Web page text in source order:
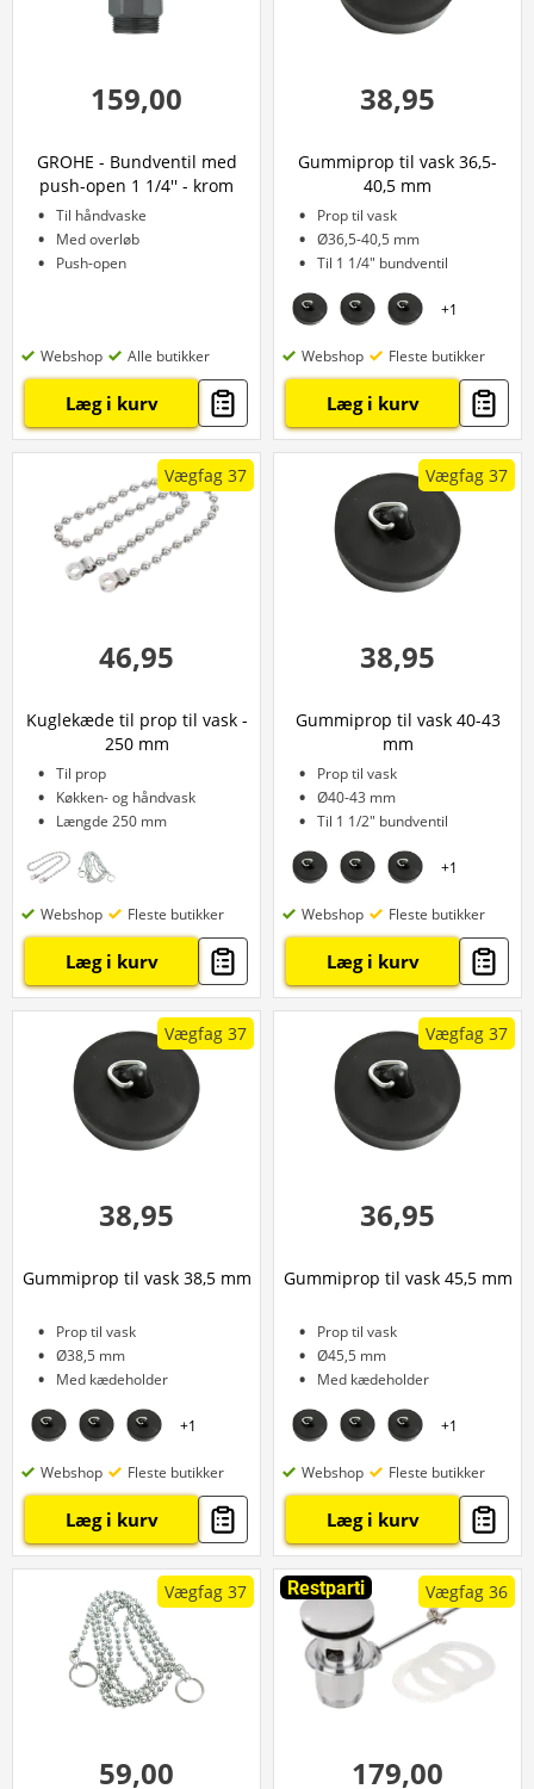
159,00
GROHE - Bundventil med
push-open 1 1/4'' - krom
Til håndvaske
Med overløb
Push-open
Webshop Alle butikker
Læg i kurv
38,95
Gummiprop til vask 36,5-
40,5 mm
Prop til vask
Ø36,5-40,5 mm
Til 1 1/4" bundventil
+1
Webshop Fleste butikker
Læg i kurv
Vægfag 37
46,95
Kuglekæde til prop til vask -
250 mm
Til prop
Køkken- og håndvask
Længde 250 mm
Webshop Fleste butikker
Læg i kurv
Vægfag 37
38,95
Gummiprop til vask 40-43
mm
Prop til vask
Ø40-43 mm
Til 1 1/2" bundventil
+1
Webshop Fleste butikker
Læg i kurv
Vægfag 37
38,95
Gummiprop til vask 38,5 mm
Prop til vask
Ø38,5 mm
Med kædeholder
+1
Webshop Fleste butikker
Læg i kurv
Vægfag 37
36,95
Gummiprop til vask 45,5 mm
Prop til vask
Ø45,5 mm
Med kædeholder
+1
Webshop Fleste butikker
Læg i kurv
Vægfag 37
59,00
Restparti Vægfag 36
179,00